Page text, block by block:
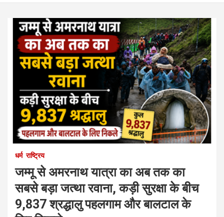
धर्म राष्ट्रिय
जम्मू से अमरनाथ यात्रा का अब तक का
सबसे बड़ा जत्था रवाना, कड़ी सुरक्षा के बीच
9,837 श्रद्धालु पहलगाम और बालटाल के